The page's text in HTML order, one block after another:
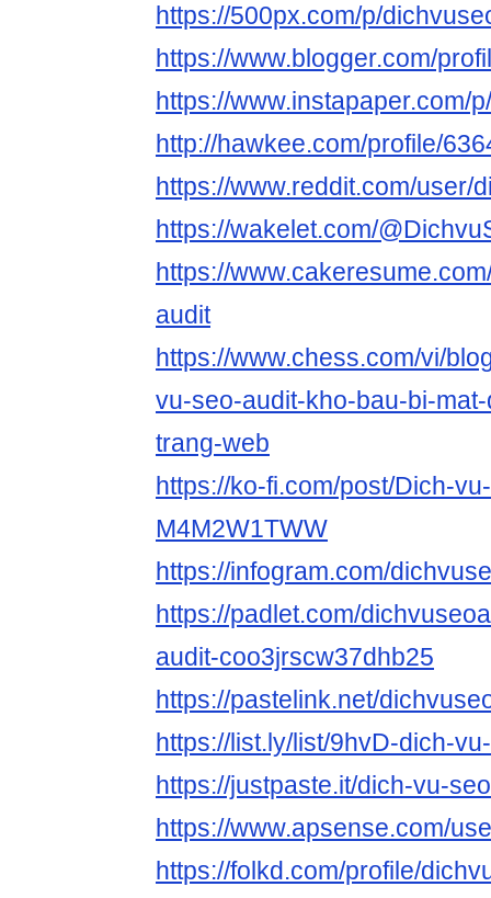
https://500px.com/p/
https://www.blogger.com/
https://www.instapaper.com/
http://hawkee.com/profile/
https://www.reddit.com/user/
https://wakelet.com/
https://
audit
https://www.chess.com/vi/
vu-seo-audit-kho-bau-bi-
trang-web
https://ko-fi.com/post/Dich-
M4M2W1TWW
https://infogram.com/
https://padlet.com/
audit-coo3jrscw37dhb25
https://pastelink.net/
https://list.ly/list/9hvD-dich-
https://justpaste.it/dich-vu-
https://www.apsense.com/
https://folkd.com/profile/